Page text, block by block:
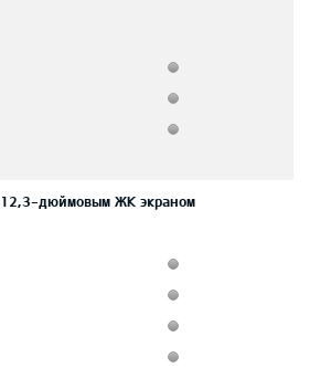
12,3-дюймовым ЖК экраном